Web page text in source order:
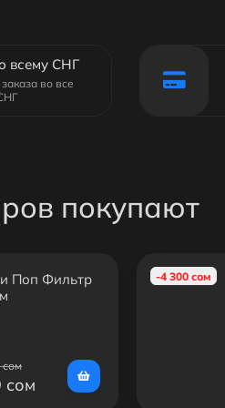
всему СНГ
во все
покупают
Поп Фильтр
сом
сом
-4 300 сом